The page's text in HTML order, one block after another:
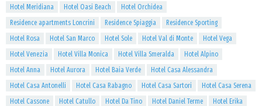
Hotel Meridiana
Hotel Oasi Beach
Hotel Orchidea
Residence apartments Loncrini
Residence Spiaggia
Residence Sporting
Hotel Rosa
Hotel San Marco Hotel Sole Hotel Val di Monte
Hotel Vega
Hotel Venezia
Hotel Villa Monica Hotel Villa Smeralda
Hotel Alpino
Hotel Anna
Hotel Aurora Hotel Baia Verde
Hotel Casa Alessandra
Hotel Casa Antonelli
Hotel Casa Rabagno Hotel Casa Sartori
Hotel Casa Serena
Hotel Cassone
Hotel Catullo Hotel Da Tino Hotel Daniel Terme
Hotel Erika